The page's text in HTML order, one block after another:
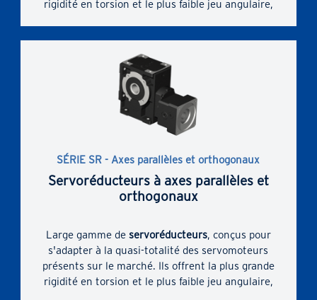
rigidité en torsion et le plus faible jeu angulaire,
servomoteur.
Compacité dimensionnelle accrue grâce à
l'accouplement direct des servomoteurs et à la
plus large gamme possible de dimensions
d'accouplement des servomoteurs.
La bonne solution technique grâce à une gamme
complète de tailles, d'étages d'engrenages, de
rapports de transmission, de modèles et de
modèles non standard.
SÉRIE SR - Axes parallèles et orthogonaux
Servoréducteurs à axes parallèles et
orthogonaux
Large gamme de servoréducteurs, conçus pour
s'adapter à la quasi-totalité des servomoteurs
présents sur le marché. Ils offrent la plus grande
rigidité en torsion et le plus faible jeu angulaire,